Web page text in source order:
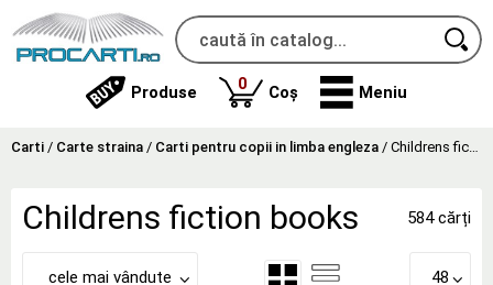
Produse 0produse
Coș Meniu
Carti / Carte straina / Carti pentru copii in limba engleza / Childrens fiction books
Childrens fiction books 584 cărți
cele mai vândute 48